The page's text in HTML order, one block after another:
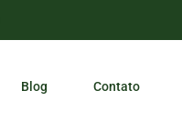
Blog Contato